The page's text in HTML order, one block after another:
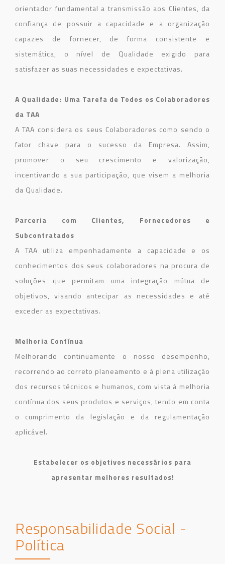
orientador fundamental a transmissão aos Clientes, da
confiança de possuir a capacidade e a organização
capazes de fornecer, de forma consistente e
sistemática, o nível de Qualidade exigido para
satisfazer as suas necessidades e expectativas.
A Qualidade: Uma Tarefa de Todos os Colaboradores
da TAA
A TAA considera os seus Colaboradores como sendo o
fator chave para o sucesso da Empresa. Assim,
promover o seu crescimento e valorização,
incentivando a sua participação, que visem a melhoria
da Qualidade.
Parceria com Clientes, Fornecedores e
Subcontratados
A TAA utiliza empenhadamente a capacidade e os
conhecimentos dos seus colaboradores na procura de
soluções que permitam uma integração mútua de
objetivos, visando antecipar as necessidades e até
exceder as expectativas.
Melhoria Contínua
Melhorando continuamente o nosso desempenho,
recorrendo ao correto planeamento e à plena utilização
dos recursos técnicos e humanos, com vista à melhoria
contínua dos seus produtos e serviços, tendo em conta
o cumprimento da legislação e da regulamentação
aplicável.
Estabelecer os objetivos necessários para
apresentar melhores resultados!
Responsabilidade Social -
Política